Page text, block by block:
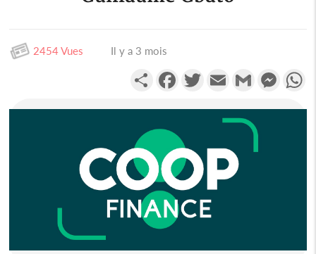
2454 Vues Il y a 3 mois
PartagerFacebookTwitterEmail Gmail